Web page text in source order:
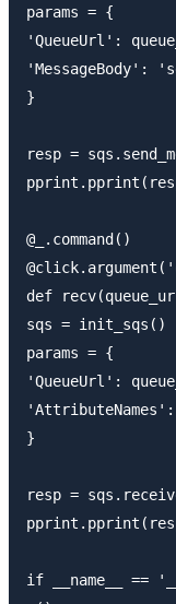
params = {
'QueueUrl':
'MessageBody':
}
resp =
@_.command()
def
sqs = init_sqs()
params = {
'QueueUrl':
}
resp =
if __name__ ==